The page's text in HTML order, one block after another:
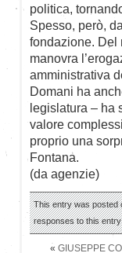
politica,
Spesso, però,
fondazione. Del
manovra
amministrativa
Domani ha
legislatura – ha
valore
proprio una
Fontana.
(da agenzie)
This entry was posted
responses to this
« GIUSEPPE